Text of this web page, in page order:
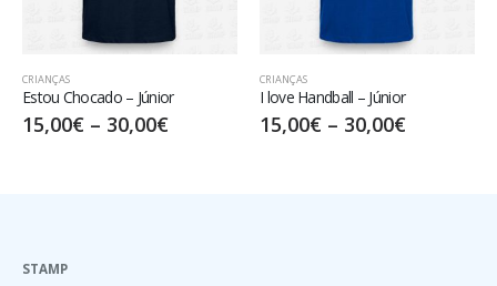
CRIANÇAS
Estou Chocado – Júnior
15,00€ – 30,00€
CRIANÇAS
I love Handball – Júnior
15,00€ – 30,00€
STAMP